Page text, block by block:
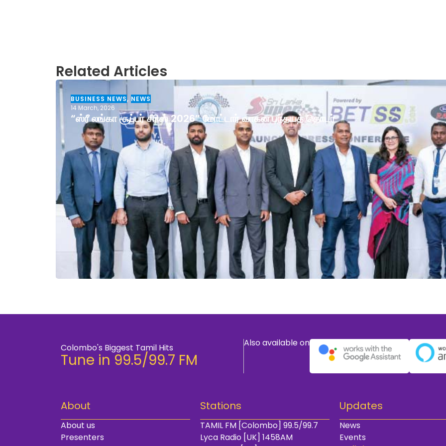
Related Articles
BUSINESS NEWS, NEWS
14 March, 2026
“ஸ்ரீ லங்கா சூப்பர் சீரிஸ் 2026” மோட்டார் வாகன பந்தயத் தொடர்
Colombo's Biggest Tamil Hits
Tune in 99.5/99.7 FM
Also available on
About
About us
Presenters
Stations
TAMIL FM [Colombo] 99.5/99.7
Lyca Radio [UK] 1458AM
Updates
News
Events